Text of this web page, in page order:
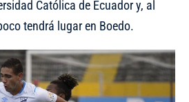
Católica de Ecuador y, al
tendrá lugar en Boedo.